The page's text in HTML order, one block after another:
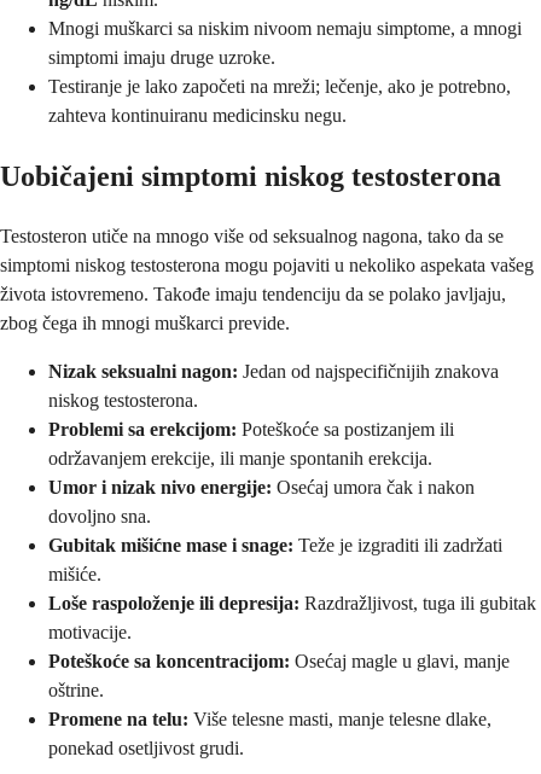
Mnogi muškarci sa niskim nivoom nemaju simptome, a mnogi
simptomi imaju druge uzroke.
Testiranje je lako započeti na mreži; lečenje, ako je potrebno,
zahteva kontinuiranu medicinsku negu.
Uobičajeni simptomi niskog testosterona
Testosteron utiče na mnogo više od seksualnog nagona, tako da se
simptomi niskog testosterona mogu pojaviti u nekoliko aspekata vašeg
života istovremeno. Takođe imaju tendenciju da se polako javljaju,
zbog čega ih mnogi muškarci previde.
Nizak seksualni nagon: Jedan od najspecifičnijih znakova
niskog testosterona.
Problemi sa erekcijom: Poteškoće sa postizanjem ili
održavanjem erekcije, ili manje spontanih erekcija.
Umor i nizak nivo energije: Osećaj umora čak i nakon
dovoljno sna.
Gubitak mišićne mase i snage: Teže je izgraditi ili zadržati
mišiće.
Loše raspoloženje ili depresija: Razdražljivost, tuga ili gubitak
motivacije.
Poteškoće sa koncentracijom: Osećaj magle u glavi, manje
oštrine.
Promene na telu: Više telesne masti, manje telesne dlake,
ponekad osetljivost grudi.